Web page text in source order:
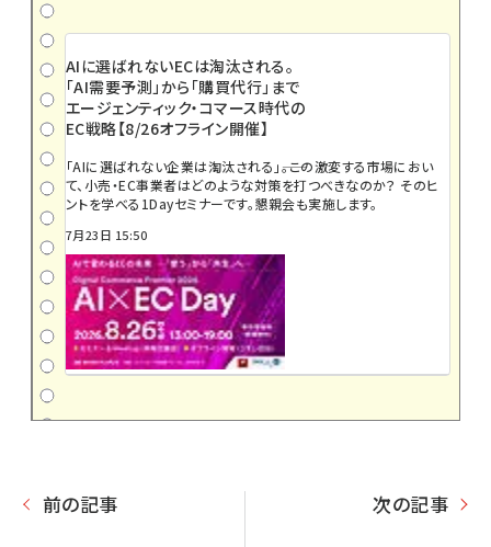
AIに選ばれないECは淘汰される。
「AI需要予測」から「購買代行」まで
エージェンティック・コマース時代の
EC戦略【8/26オフライン開催】
「AIに選ばれない企業は淘汰される」――。この激変する市場におい
て、小売・EC事業者はどのような対策を打つべきなのか？ そのヒ
ントを学べる1Dayセミナーです。懇親会も実施します。
7月23日 15:50
前の記事 次の記事